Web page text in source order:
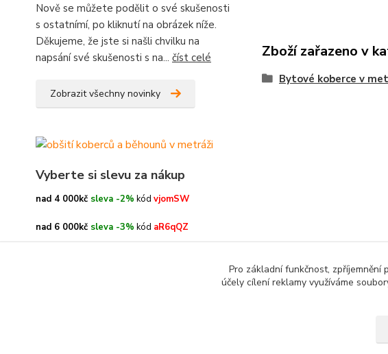
Nově se můžete podělit o své skušenosti
s ostatnímí, po kliknutí na obrázek níže.
Děkujeme, že jste si našli chvilku na
napsání své skušenosti s na... číst celé
Zobrazit všechny novinky
Vyberte si slevu za nákup
nad 4 000kč sleva -2% kód vjomSW
nad 6 000kč sleva -3% kód aR6qQZ
Zboží zařazeno v
Bytové koberce v
Pro základní funkčnost,
účely cílení reklamy využíváme